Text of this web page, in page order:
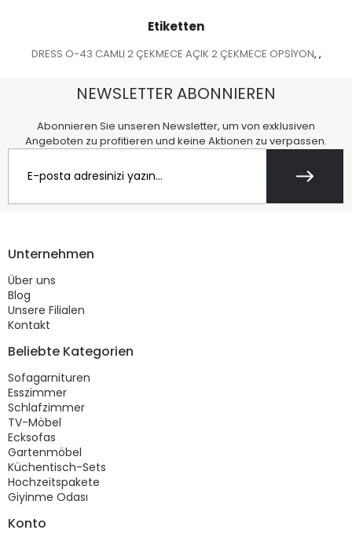
Etiketten
DRESS O-43 CAMLI 2 ÇEKMECE AÇIK 2 ÇEKMECE OPSİYON, ,
NEWSLETTER ABONNIEREN
Abonnieren Sie unseren Newsletter, um von exklusiven
Angeboten zu profitieren und keine Aktionen zu verpassen.
Unternehmen
Über uns
Blog
Unsere Filialen
Kontakt
Beliebte Kategorien
Sofagarnituren
Esszimmer
Schlafzimmer
TV-Möbel
Ecksofas
Gartenmöbel
Küchentisch-Sets
Hochzeitspakete
Giyinme Odası
Konto